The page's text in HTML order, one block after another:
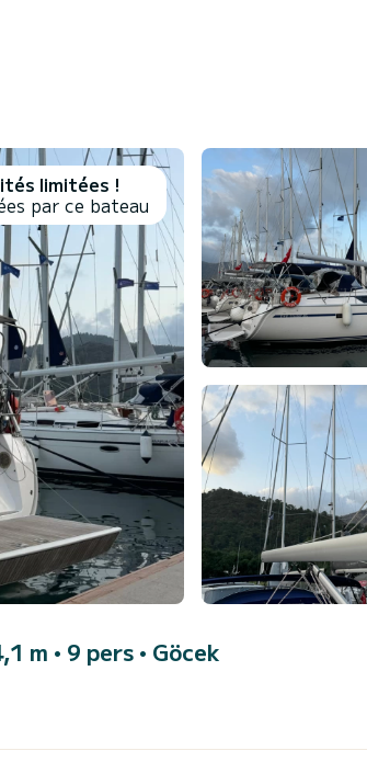
limitées !
par ce bateau
m • 9 pers • Göcek